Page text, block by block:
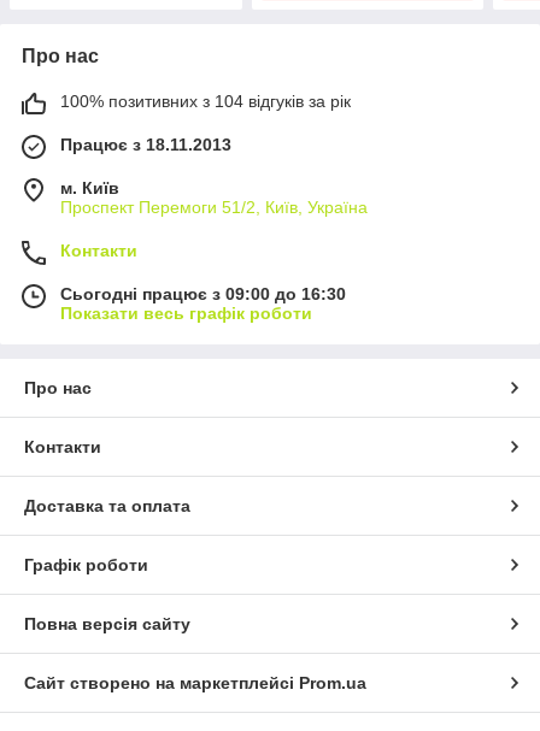
Про нас
100% позитивних з 104 відгуків за рік
Працює з 18.11.2013
м. Київ
Проспект Перемоги 51/2, Київ, Україна
Контакти
Сьогодні працює з 09:00 до 16:30
Показати весь графік роботи
Про нас
Контакти
Доставка та оплата
Графік роботи
Повна версія сайту
Сайт створено на маркетплейсі Prom.ua